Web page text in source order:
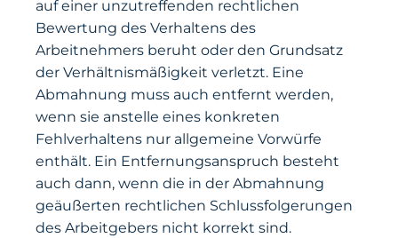
auf einer unzutreffenden rechtlichen
Bewertung des Verhaltens des
Arbeitnehmers beruht oder den Grundsatz
der Verhältnismäßigkeit verletzt. Eine
Abmahnung muss auch entfernt werden,
wenn sie anstelle eines konkreten
Fehlverhaltens nur allgemeine Vorwürfe
enthält. Ein Entfernungsanspruch besteht
auch dann, wenn die in der Abmahnung
geäußerten rechtlichen Schlussfolgerungen
des Arbeitgebers nicht korrekt sind.